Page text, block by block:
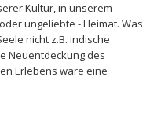
Kultur, in unserem
ungeliebte - Heimat. Was
nicht z.B. indische
Neuentdeckung des
Erlebens wäre eine